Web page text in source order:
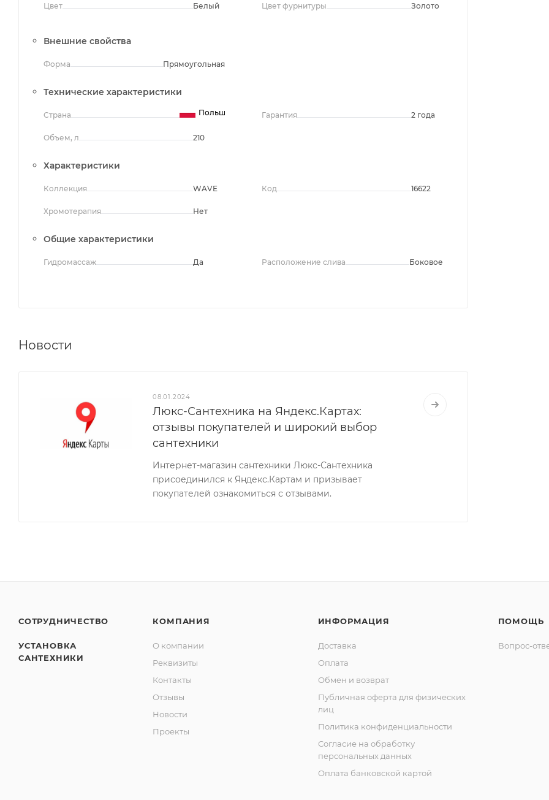
Цвет Белый Цвет фурнитуры Золото
Внешние свойства
Форма Прямоугольная
Технические характеристики
Страна Польша
Объем, л 210
Гарантия 2 года
Характеристики
Коллекция WAVE
Хромотерапия Нет
Код 16622
Общие характеристики
Гидромассаж Да Расположение слива Боковое
Новости
08.01.2024
Люкс-Сантехника на Яндекс.Картах:
отзывы покупателей и широкий выбор
сантехники
Интернет-магазин сантехники Люкс-Сантехника
присоединился к Яндекс.Картам и призывает
покупателей ознакомиться с отзывами.
СОТРУДНИЧЕСТВО
УСТАНОВКА
САНТЕХНИКИ
КОМПАНИЯ
О компании
Реквизиты
Контакты
Отзывы
Новости
Проекты
ИНФОРМАЦИЯ
Доставка
Оплата
Обмен и возврат
Публичная оферта для физических
лиц
Политика конфиденциальности
Согласие на обработку
персональных данных
Оплата банковской картой
ПОМОЩЬ
Вопрос-